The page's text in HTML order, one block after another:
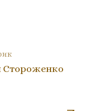
Стороженко